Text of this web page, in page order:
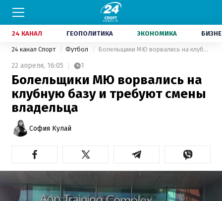
24 КАНАЛ ГЕОПОЛИТИКА ЭКОНОМИКА
24 канал Спорт Футбол Болельщики МЮ ворвались на клубную базу и требуют смены владельца
22 апреля, 16:05 1
Болельщики МЮ ворвались на
клубную базу и требуют смены
владельца
София Кулай